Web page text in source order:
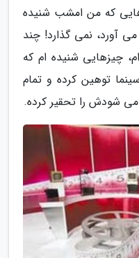
که من امشب شنیده
آورد، نمی گذارد! چند
چیزهایی شنیده ام که
توهین کرده و تمام
می شودش را تحقیر کرده.